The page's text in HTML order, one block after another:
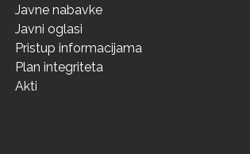
Javne nabavke
Javni oglasi
Pristup informacijama
Plan integriteta
Akti